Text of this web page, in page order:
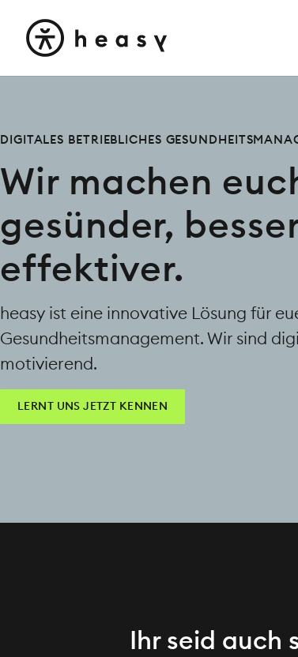
DIGITALES BETRIEBLICHES
Wir machen
gesünder,
effektiver.
heasy ist eine innovative Lösung für
Gesundheitsmanagement. Wir sind
motivierend.
LERNT UNS JETZT KENNEN
Ihr seid auch